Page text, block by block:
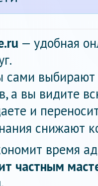
— удобная
сами
а вы видите
и
снижают
время
частным